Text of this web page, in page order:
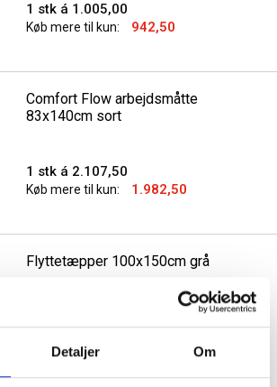
Detaljer Om
1 stk á 1.005,00
Køb mere til kun: 942,50
Comfort Flow arbejdsmåtte
83x140cm sort
1 stk á 2.107,50
Køb mere til kun: 1.982,50
Flyttetæpper 100x150cm grå
Køb mere til kun: